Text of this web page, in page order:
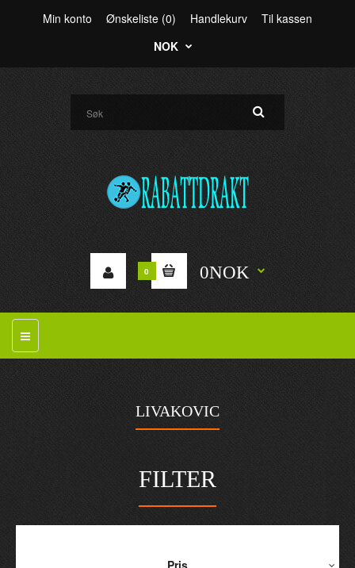
Min konto Ønskeliste (0) Handlekurv
Til kassen
NOK
0 0NOK
LIVAKOVIC
FILTER
Pris